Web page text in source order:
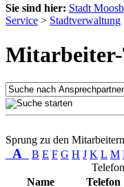
Sie sind hier: Stadt
Service > Stadtverwaltung
Sprung zu den
A B E F G H J K L M
Name
Telefon